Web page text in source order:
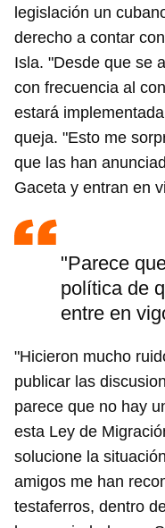
legislación un
derecho a contar
Isla. "Desde que se
con frecuencia al
estará
queja. "Esto me
que las han
Gaceta y entran en
"Parece
política de
entre en
"Hicieron mucho
publicar las
parece que no hay
esta Ley de
solucione la
amigos me han
testaferros, dentro